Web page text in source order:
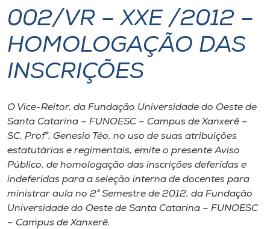
I.nova
Diplomados
CPA
Biblioteca
Editora
002/VR – XXE /2012 –
HOMOLOGAÇÃO DAS
INSCRIÇÕES
O Vice-Reitor, da Fundação Universidade do Oeste de
Santa Catarina – FUNOESC – Campus de Xanxerê –
SC, Prof°. Genesio Téo, no uso de suas atribuições
estatutárias e regimentais, emite o presente Aviso
Público, de homologação das inscrições deferidas e
indeferidas para a seleção interna de docentes para
ministrar aula no 2° Semestre de 2012, da Fundação
Universidade do Oeste de Santa Catarina – FUNOESC
– Campus de Xanxerê.